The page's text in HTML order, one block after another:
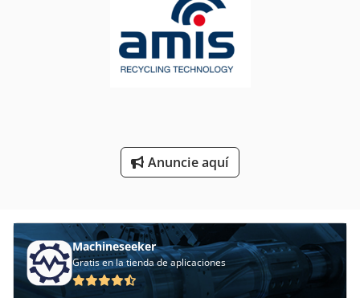
Todo El Metal SeparadorAnuncie aquí
Machineseeker
Gratis en la tienda de aplicaciones